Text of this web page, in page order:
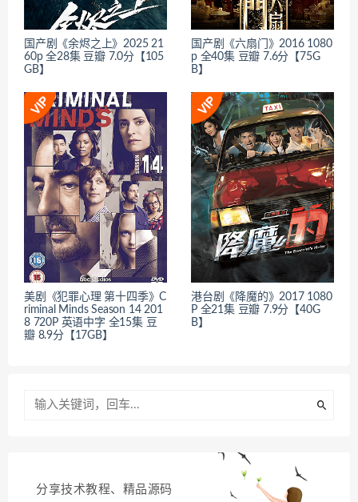
国产剧《余烬之上》2025 21
60p 全28集 豆瓣 7.0分【105
GB】
国产剧《六扇门》2016 1080
p 全40集 豆瓣 7.6分【75G
B】
美剧《犯罪心理 第十四季》C
riminal Minds Season 14 201
8 720P 英语中字 全15集 豆
瓣 8.9分【17GB】
港台剧《降魔的》2017 1080
P 全21集 豆瓣 7.9分【40G
B】
分享技术教程、精品源码